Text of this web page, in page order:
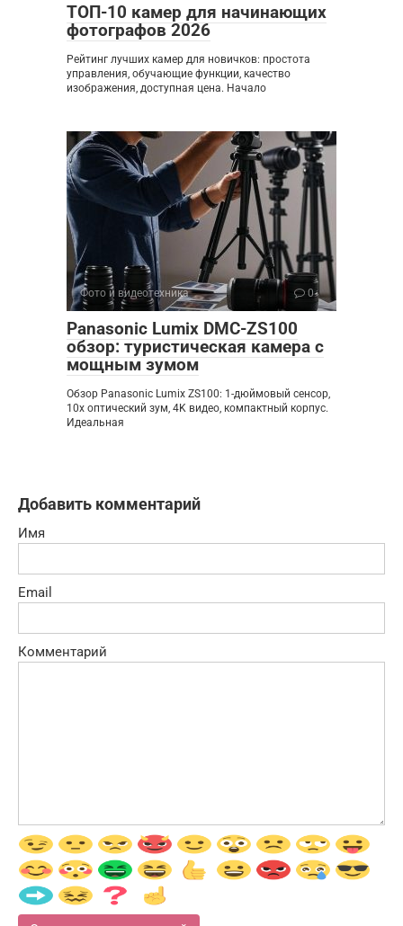
ТОП-10 камер для начинающих
фотографов 2026
Рейтинг лучших камер для новичков: простота
управления, обучающие функции, качество
изображения, доступная цена. Начало
Фото и видеотехника 0
Panasonic Lumix DMC-ZS100
обзор: туристическая камера с
мощным зумом
Обзор Panasonic Lumix ZS100: 1-дюймовый сенсор,
10x оптический зум, 4K видео, компактный корпус.
Идеальная
Добавить комментарий
Имя
Email
Комментарий